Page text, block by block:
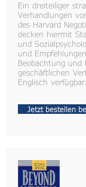
Ein dreiteiliger
Verhandlungen
des Harvard
decken hiermit
und
und
Beobachtung und
geschäftlichen
Englisch verfügbar.
Jetzt bestellen